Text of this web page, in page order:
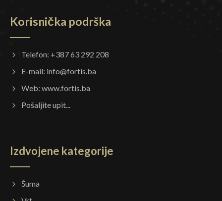
Korisnička podrška
Telefon: +387 63 292 208
E-mail: info@fortis.ba
Web: www.fortis.ba
Pošaljite upit...
Izdvojene kategorije
Šuma